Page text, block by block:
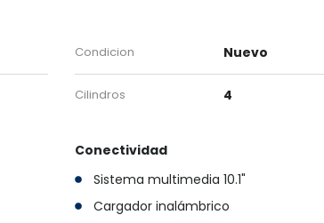
Condicion Nuevo
Cilindros 4
Conectividad
Sistema multimedia 10.1"
Cargador inalámbrico